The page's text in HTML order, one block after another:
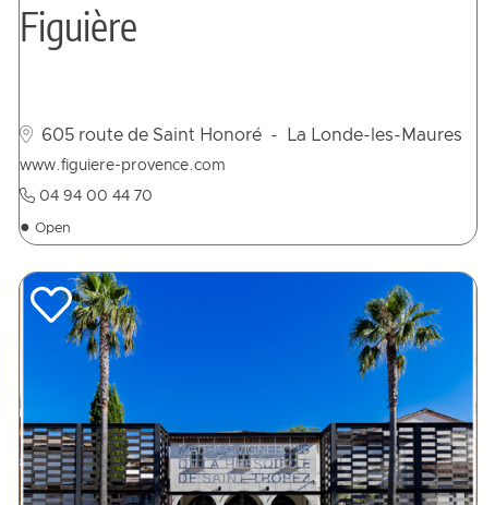
Figuière
605 route de Saint Honoré- La Londe-les-Maures
www.figuiere-provence.com
04 94 00 44 70
● Open